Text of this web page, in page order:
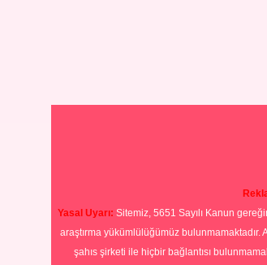
Yasal Uyarı: Sitemiz, 5651 Sayılı Kanun
araştırma yükümlülüğümüz
şahıs şirketi ile hiçbir bağlantısı